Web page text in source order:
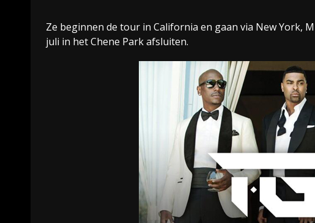
Ze beginnen de tour in California en gaan via New York,
juli in het Chene Park afsluiten.